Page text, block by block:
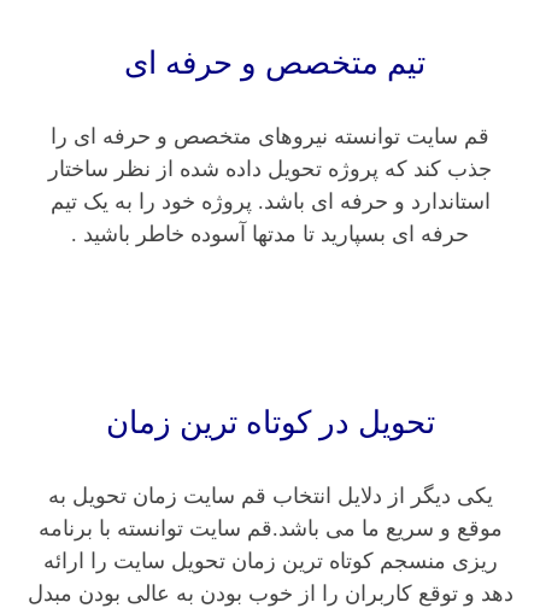
تیم متخصص و حرفه ای
قم سایت توانسته نیروهای متخصص و حرفه ای را
جذب کند که پروژه تحویل داده شده از نظر ساختار
استاندارد و حرفه ای باشد. پروژه خود را به یک تیم
حرفه ای بسپارید تا مدتها آسوده خاطر باشید .
تحویل در کوتاه ترین زمان
یکی دیگر از دلایل انتخاب قم سایت زمان تحویل به
موقع و سریع ما می باشد.قم سایت توانسته با برنامه
ریزی منسجم کوتاه ترین زمان تحویل سایت را ارائه
دهد و توقع کاربران را از خوب بودن به عالی بودن مبدل